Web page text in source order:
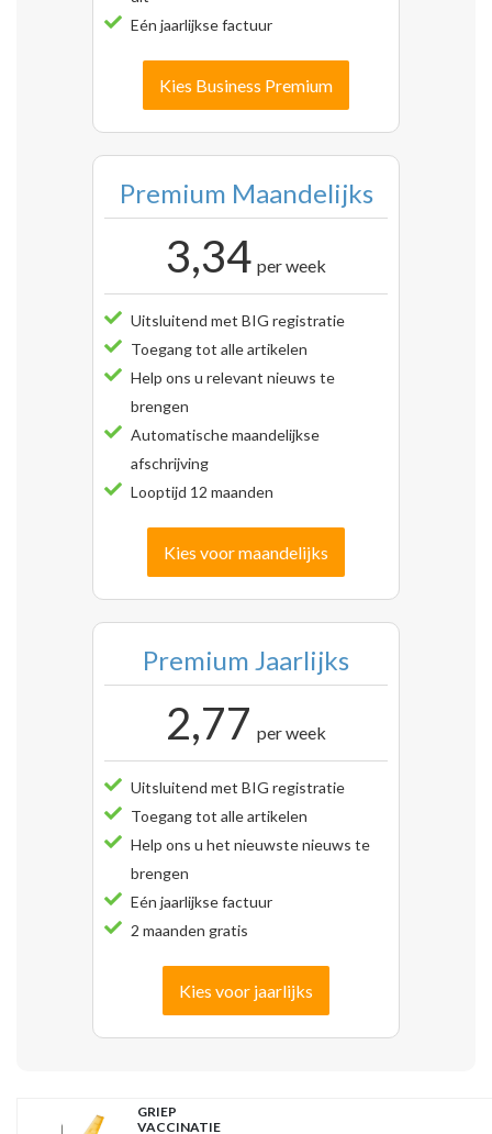
Eén jaarlijkse factuur
Kies Business Premium
Premium Maandelijks
3,34 per week
Uitsluitend met BIG registratie
Toegang tot alle artikelen
Help ons u relevant nieuws te
brengen
Automatische maandelijkse
afschrijving
Looptijd 12 maanden
Kies voor maandelijks
Premium Jaarlijks
2,77 per week
Uitsluitend met BIG registratie
Toegang tot alle artikelen
Help ons u het nieuwste nieuws te
brengen
Eén jaarlijkse factuur
2 maanden gratis
Kies voor jaarlijks
GRIEP
VACCINATIE